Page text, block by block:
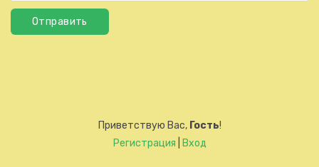
Отправить
Приветствую Вас, Гость!
Регистрация
Вход